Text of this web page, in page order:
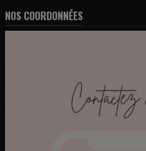
NOS COORDONNÉES